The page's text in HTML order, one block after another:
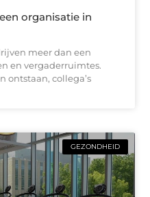
organisatie in
meer dan een
en vergaderruimtes.
ontstaan, collega’s
GEZONDHEID